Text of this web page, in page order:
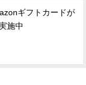
ギフトカードが
施中